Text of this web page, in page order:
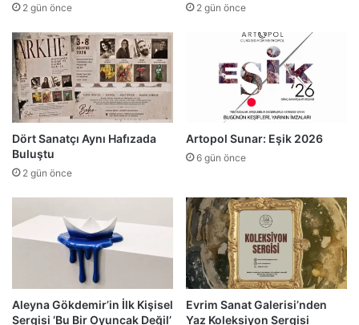
2 gün önce 2 gün önce
Dört Sanatçı Aynı Hafızada
Buluştu
2 gün önce
Artopol Sunar: Eşik 2026
6 gün önce
Aleyna Gökdemir’in İlk Kişisel
Sergisi ‘Bu Bir Oyuncak Değil’
Evrim Sanat Galerisi’nden
Yaz Koleksiyon Sergisi